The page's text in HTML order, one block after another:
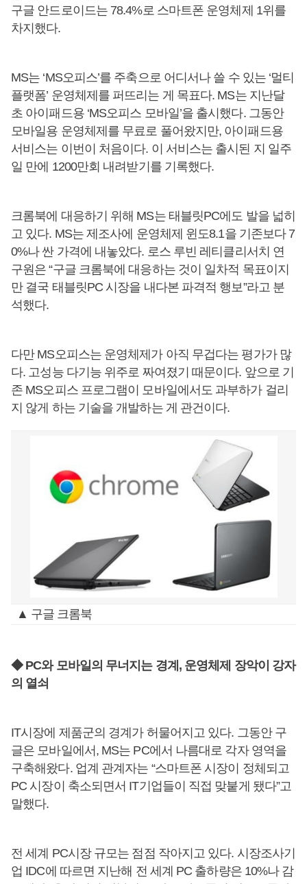
구글 안드로이드는 78.4%로 스마트폰 운영체제 1위를
차지했다.
MS는 ‘MS오피스’를 주축으로 어디서나 쓸 수 있는 ‘멀티
플랫폼’ 운영체제를 퍼뜨리는 게 목표다. MS는 지난달
초 아이패드용 ‘MS오피스 모바일’을 출시했다. 그동안
모바일용 운영체제를 무료로 풀어왔지만, 아이패드용
서비스는 이번이 처음이다. 이 서비스는 출시된 지 일주
일 만에 1200만회 내려받기를 기록했다.
크롬북에 대응하기 위해 MS는 태블릿PC에도 발을 넓히
고 있다. MS는 제조사에 운영체제 윈도8.1을 기존보다 7
0%나 싼 가격에 내놓았다. 로스 루빈 레티클리서치 연
구원은 “구글 크롬북에 대응하는 것이 일차적 목표이지
만 결국 태블릿PC 시장을 내다본 파격적 행보”라고 분
석했다.
다만 MS오피스는 운영체제가 아직 무겁다는 평가가 많
다. 고성능 다기능 위주로 짜여졌기 때문이다. 앞으로 기
존 MS오피스 프로그램이 모바일에서도 과부하가 걸리
지 않게 하는 기술을 개발하는 게 관건이다.
▲ 구글 크롬북
◆ PC와 모바일의 무너지는 경계, 운영체제 장악이 강자
의 열쇠
IT시장에 제품군의 경계가 허물어지고 있다. 그동안 구
글은 모바일에서, MS는 PC에서 나름대로 각자 영역을
구축해왔다. 업계 관계자는 “스마트폰 시장이 정체되고
PC 시장이 축소되면서 IT기업들이 직접 맞붙게 됐다”고
말했다.
전 세계 PC시장 규모는 점점 작아지고 있다. 시장조사기
업 IDC에 따르면 지난해 전 세계 PC 출하량은 10%나 감